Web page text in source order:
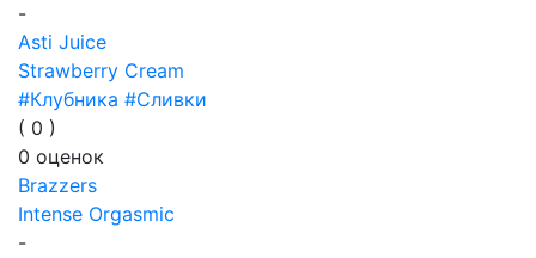
-
Asti Juice
Strawberry Cream
#Клубника #Сливки
( 0 )
0 оценок
Brazzers
Intense Orgasmic
-